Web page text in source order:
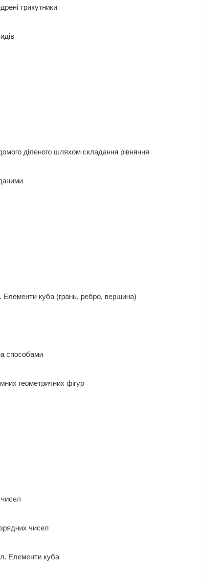
трикутники
діленого шляхом складання рівняння
даними
куба (грань, ребро, вершина)
способами
геометричних фігур
чисел
чисел
Елементи куба